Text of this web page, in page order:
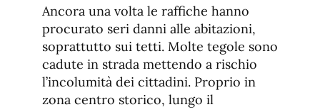
Ancora una volta le raffiche hanno
procurato seri danni alle abitazioni,
soprattutto sui tetti. Molte tegole sono
cadute in strada mettendo a rischio
l’incolumità dei cittadini. Proprio in
zona centro storico, lungo il